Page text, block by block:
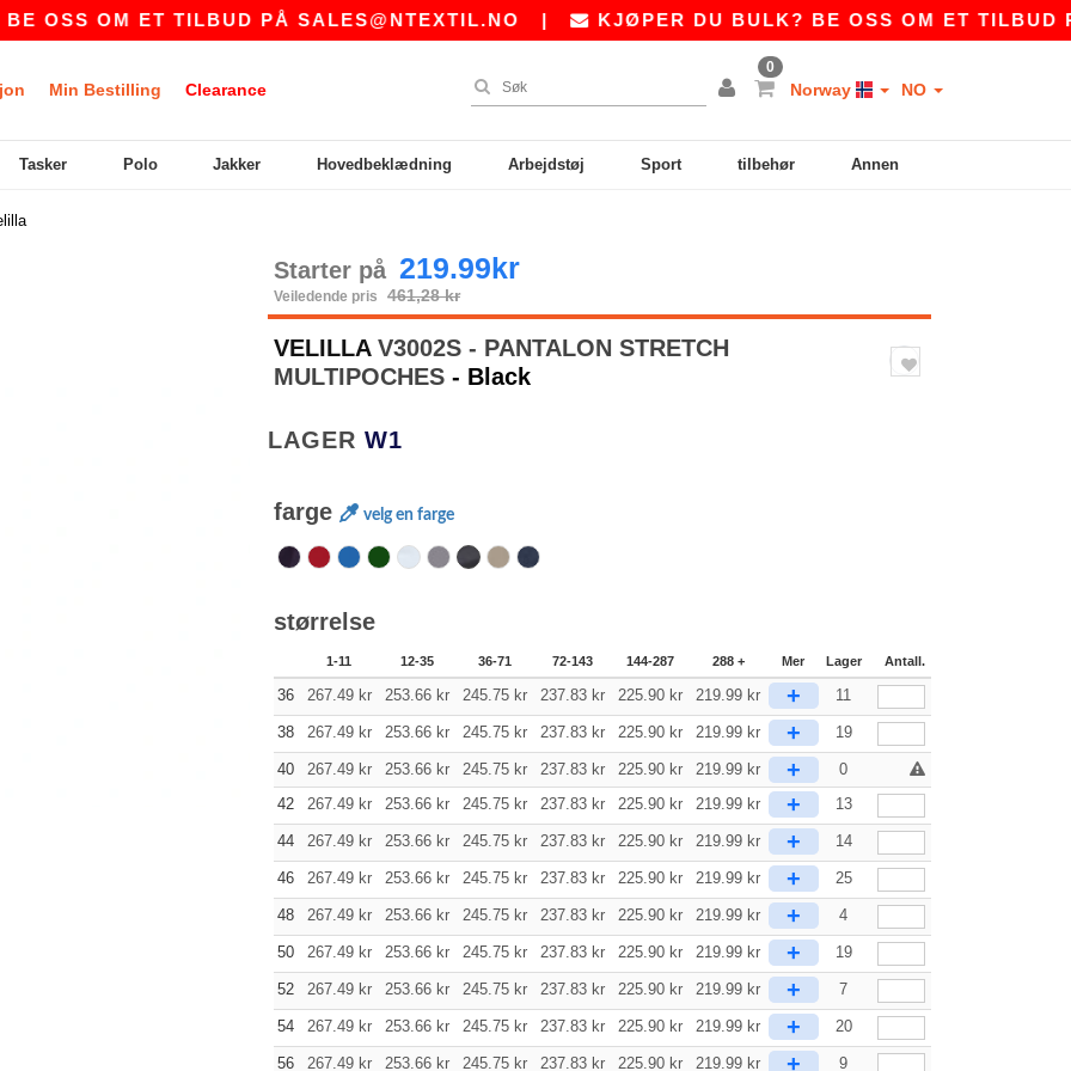
ET TILBUD PÅSALES@NTEXTIL.NO| KJØPER DU BULK? BE OSS OM ET TILBUD PÅ
Min Bestilling Clearance
0
Norway NO
Tasker Polo Jakker Hovedbeklædning Arbejdstøj Sport tilbehør Annen
Starter på 219.99kr
Veiledende pris 461,28 kr
VELILLAV3002S - PANTALON STRETCH
MULTIPOCHES - Black
LAGER W1
farge velg en farge
størrelse
1-11 12-35 36-71 72-143 144-287 288 + Mer Lager Antall.
36 267.49 kr 253.66 kr 245.75 kr 237.83 kr 225.90 kr 219.99 kr + 11
38 267.49 kr 253.66 kr 245.75 kr 237.83 kr 225.90 kr 219.99 kr + 19
40 267.49 kr 253.66 kr 245.75 kr 237.83 kr 225.90 kr 219.99 kr +
0
42
267.49 kr 253.66 kr 245.75 kr 237.83 kr 225.90 kr 219.99 kr + 13
44 267.49 kr 253.66 kr 245.75 kr 237.83 kr 225.90 kr 219.99 kr + 14
46 267.49 kr 253.66 kr 245.75 kr 237.83 kr 225.90 kr 219.99 kr + 25
48 267.49 kr 253.66 kr 245.75 kr 237.83 kr 225.90 kr 219.99 kr + 4
50 267.49 kr 253.66 kr 245.75 kr 237.83 kr 225.90 kr 219.99 kr + 19
52 267.49 kr 253.66 kr 245.75 kr 237.83 kr 225.90 kr 219.99 kr + 7
54 267.49 kr 253.66 kr 245.75 kr 237.83 kr 225.90 kr 219.99 kr + 20
56 267.49 kr 253.66 kr 245.75 kr 237.83 kr 225.90 kr 219.99 kr + 9